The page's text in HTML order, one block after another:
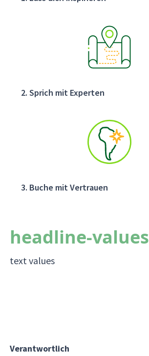
Sprich mit Experten
Buche mit Vertrauen
headline-values
text values
Verantwortlich